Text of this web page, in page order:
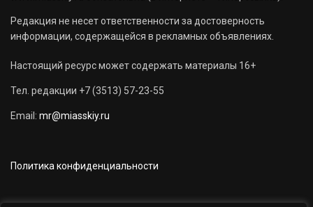
Редакция не несет ответственности за достоверность
информации, содержащейся в рекламных объявлениях.
Настоящий ресурс может содержать материалы 16+
Тел. редакции +7 (3513) 57-23-55
Email: mr@miasskiy.ru
Политика конфиденциальности